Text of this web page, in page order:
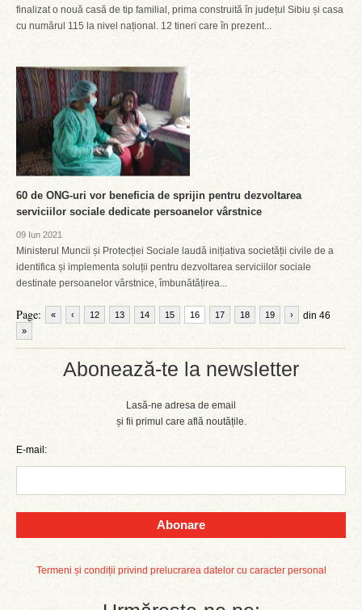
Abonează-te la newsletter
Lasă-ne adresa de email
și fii primul care află noutățile.
E-mail:
Abonare
Termeni și condiții privind prelucrarea datelor cu caracter personal
finalizat o nouă casă de tip familial, prima construită în județul Sibiu și casa
cu numărul 115 la nivel național. 12 tineri care în prezent...
60 de ONG-uri vor beneficia de sprijin pentru dezvoltarea
serviciilor sociale dedicate persoanelor vârstnice
09 Iun 2021
Ministerul Muncii și Protecției Sociale laudă inițiativa societății civile de a
identifica și implementa soluții pentru dezvoltarea serviciilor sociale
destinate persoanelor vârstnice, îmbunătățirea...
Page: « ‹ 12 13 14 15 16 17 18 19 din 46
›
»